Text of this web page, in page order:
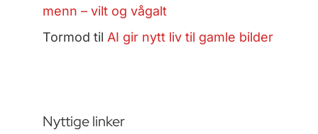
menn – vilt og vågalt
Tormod til AI gir nytt liv til gamle bilder
Nyttige linker